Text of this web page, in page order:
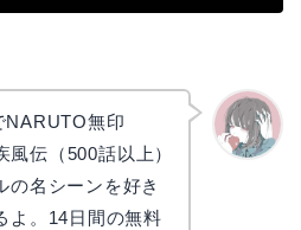
NARUTO無印
風伝（500話以上）
の名シーンを好き
よ。14日間の無料